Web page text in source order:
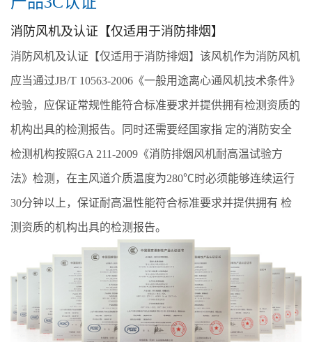
消防风机及认证【仅适用于消防排烟】
消防风机及认证【仅适用于消防排烟】该风机作为消防风机
应当通过JB/T 10563-2006《一般用途离心通风机技术条件》
检验，应保证常规性能符合标准要求并提供拥有检测资质的
机构出具的检测报告。同时还需要经国家指 定的消防安全
检测机构按照GA 211-2009《消防排烟风机耐高温试验方
法》检测，在主风道介质温度为280℃时必须能够连续运行
30分钟以上，保证耐高温性能符合标准要求并提供拥有 检
测资质的机构出具的检测报告。